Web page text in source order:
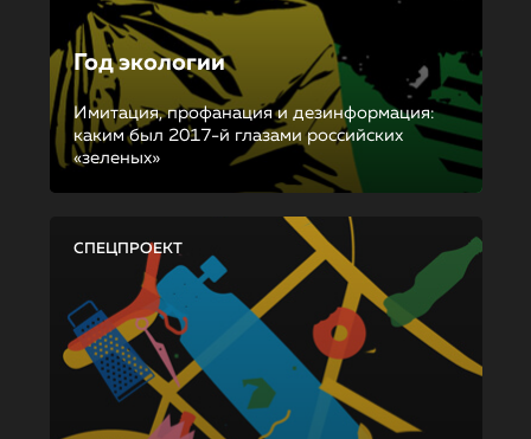
Год экологии
Имитация, профанация и дезинформация:
каким был 2017-й глазами российских
«зеленых»
СПЕЦПРОЕКТ